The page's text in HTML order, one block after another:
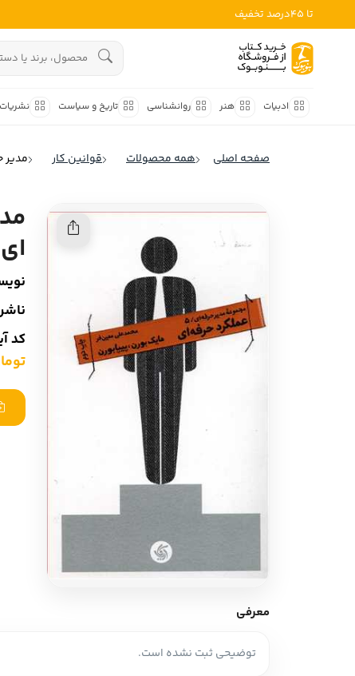
تا 45درصد تخفیف
ادبیات هنر روانشناسی تاریخ و سیاست نشریات
ادبیات ایران
ادبیات فرانسه
ادبیات ایتالیا
ادبیات روسیه
ادبیات آمریکای لاتین
ادبیات آلمان
ادبیات ترکیه
ادبیات آسیا
سایر کشورهای اروپا
ادبیات
جستار و مقاله
آموزش نویسندگی
زبان شناسی
ادبیات
صفحه اصلی همه محصولات قوانین کار مدیر حرفه ای 5:
کد
تومان
معرفی
توضیحی ثبت نشده است.